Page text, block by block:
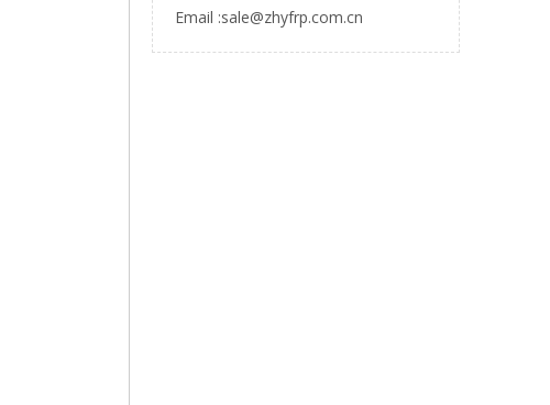
Email :sale@zhyfrp.com.cn